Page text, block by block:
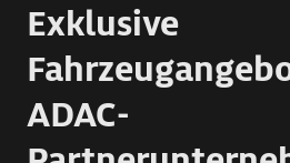
Exklusive
ADAC-